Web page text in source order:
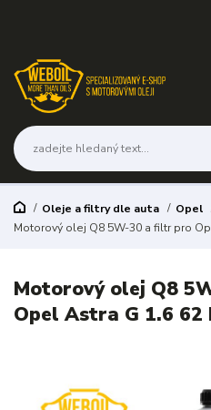
Oleje a filtry dle auta Opel
Motorový olej Q8 5W-30 a filtr pro
Motorový olej Q8
Opel Astra G 1.6 62